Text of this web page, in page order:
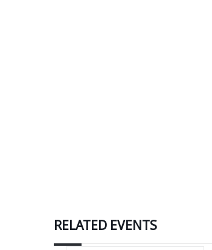
RELATED EVENTS